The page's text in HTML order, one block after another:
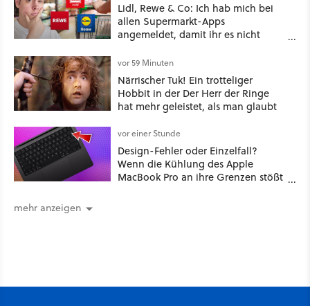
Lidl, Rewe & Co: Ich hab mich bei
allen Supermarkt-Apps
angemeldet, damit ihr es nicht
vor 59 Minuten
Närrischer Tuk! Ein trotteliger
Hobbit in der Der Herr der Ringe
hat mehr geleistet, als man glaubt
vor einer Stunde
Design-Fehler oder Einzelfall?
Wenn die Kühlung des Apple
MacBook Pro an ihre Grenzen stößt
mehr anzeigen